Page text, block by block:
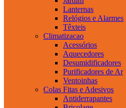
Lanternas
Relógios e Alarmes
Têxteis
Climatizacao
Acessórios
Aquecedores
Desumidificadores
Purificadores de Ar
Ventoinhas
Colas Fitas e Adesivos
Antiderrapantes